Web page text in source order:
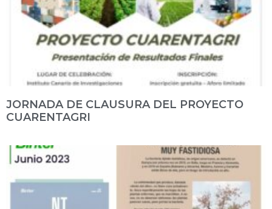
JORNADA DE CLAUSURA DEL PROYECTO
CUARENTAGRI